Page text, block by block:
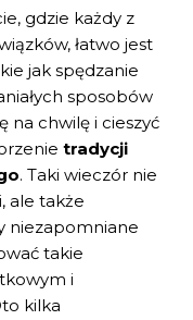
gdzie każdy z
łatwo jest
jak spędzanie
sposobów
na chwilę i cieszyć
tradycji
. Taki wieczór nie
ale także
niezapomniane
takie
i
kilka